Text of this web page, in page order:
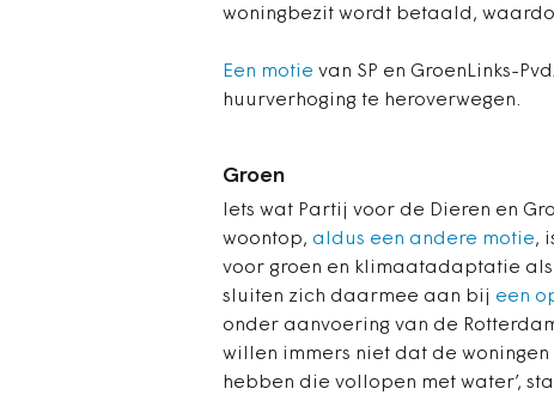
woningbezit wordt betaald,
Een motie van SP en GroenLinks-
huurverhoging te heroverwegen.
Groen
Iets wat Partij voor de Dieren en
woontop, aldus een andere motie,
voor groen en klimaatadaptatie
sluiten zich daarmee aan bij een
onder aanvoering van de
willen immers niet dat de
hebben die vollopen met water’,